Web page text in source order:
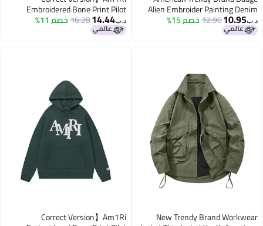
Alien Embroider Painting
Jacket Vtg Retro High Street
Fog
10.95
12.90خصم 15%
Embroidered Bone Print Pilot
Casual Jacket For Men And
Women, Winter Baseball Jacket
14.44
16.28خصم 11%
New Trendy Brand
Correct Version】Am1Ri